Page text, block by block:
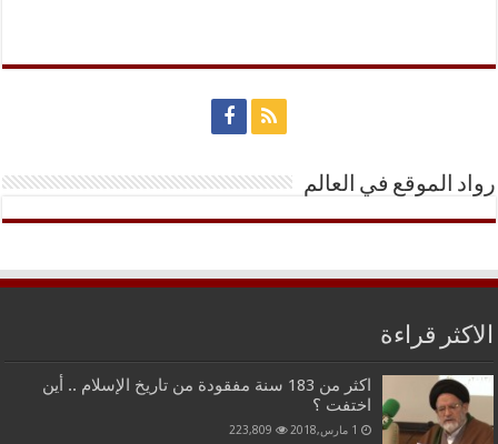
رواد الموقع في العالم
الاكثر قراءة
اكثر من 183 سنة مفقودة من تاريخ الإسلام .. أين
اختفت ؟
1 مارس,2018 223,809